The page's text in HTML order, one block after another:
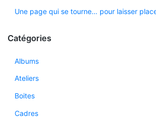
Une page qui se tourne… pour laisser
Catégories
Albums
Ateliers
Boites
Cadres